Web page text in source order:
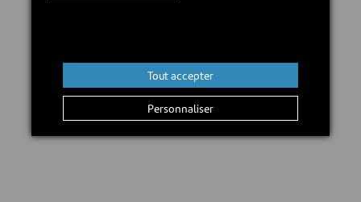
Personnaliser
Tout accepter